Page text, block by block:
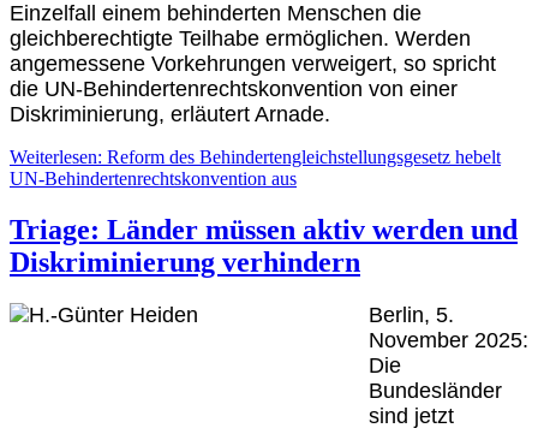
Einzelfall einem behinderten Menschen die
gleichberechtigte Teilhabe ermöglichen. Werden
angemessene Vorkehrungen verweigert, so spricht
die UN-Behindertenrechtskonvention von einer
Diskriminierung, erläutert Arnade.
Weiterlesen: Reform des Behindertengleichstellungsgesetz hebelt
UN-Behindertenrechtskonvention aus
Triage: Länder müssen aktiv werden und
Diskriminierung verhindern
Berlin, 5.
November 2025:
Die
Bundesländer
sind jetzt